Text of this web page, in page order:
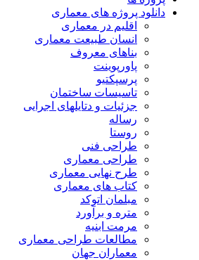
دانلود پروژه های معماری
اقلیم در معماری
انسان طبیعت معماری
بناهای معروف
پاورپوینت
پرسپکتیو
تاسیسات ساختمان
جزئیات و دتایلهای اجرایی
رساله
روستا
طراحی فنی
طراحی معماری
طرح نهایی معماری
کتاب های معماری
مبلمان اتوکد
متره و برآورد
مرمت ابنیه
مطالعات طراحی معماری
معماران جهان